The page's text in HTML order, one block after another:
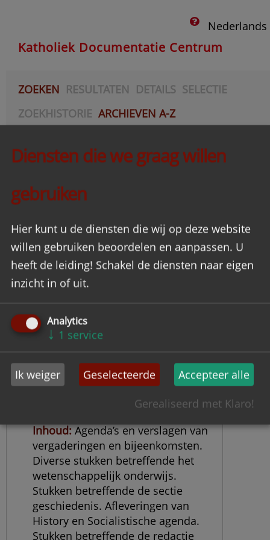
Nederlands
Katholiek Documentatie Centrum
ZOEKEN RESULTATEN DETAILS SELECTIE
ZOEKHISTORIE ARCHIEVEN A-Z
Objectnummer HIST
Inhoud Agenda’s en verslagen van
vergaderingen en bijeenkomsten.
Diverse stukken betreffende het
wetenschappelijk onderwijs.
Stukken betreffende de sectie
geschiedenis. Afleveringen van
History en Socialistische agenda.
Stukken betreffende de redactie
Diensten die we graag willen
gebruiken
Hier kunt u de diensten die wij op deze website
willen gebruiken beoordelen en aanpassen. U
heeft de leiding! Schakel de diensten naar eigen
inzicht in of uit.
Analytics
↓ 1 service
Ik weiger Geselecteerde Accepteer alle
Gerealiseerd met Klaro!